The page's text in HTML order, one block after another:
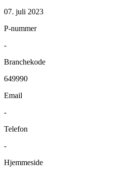
07. juli 2023
P-nummer
-
Branchekode
649990
Email
-
Telefon
-
Hjemmeside